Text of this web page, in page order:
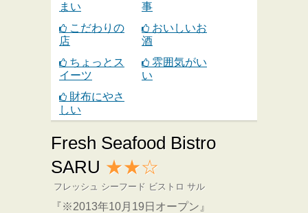
まい
事
こだわりの
店
おいしいお
酒
ちょっとス
イーツ
雰囲気がい
い
財布にやさ
しい
Fresh Seafood Bistro
SARU ★★☆
フレッシュ シーフード ビストロ サル
『※2013年10月19日オープン』